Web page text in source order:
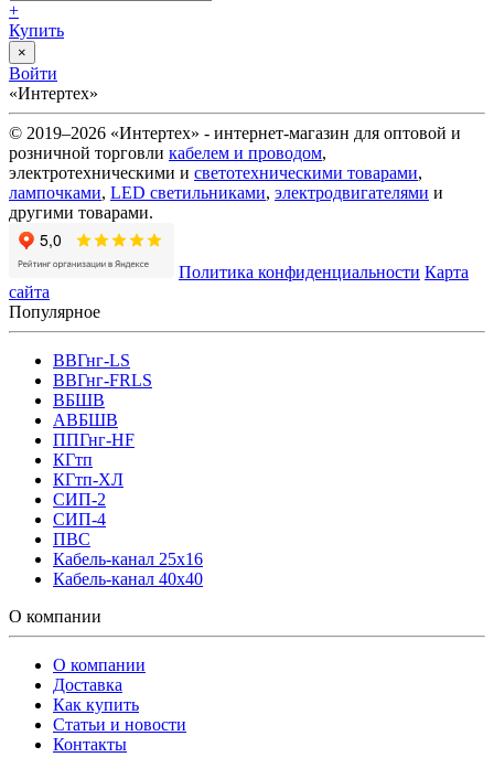
+
Купить
×
Войти
«Интертех»
© 2019–2026 «Интертех» - интернет-магазин для оптовой и
розничной торговли кабелем и проводом,
электротехническими и светотехническими товарами,
лампочками, LED светильниками, электродвигателями и
другими товарами.
Политика конфиденциальности Карта
сайта
Популярное
ВВГнг-LS
ВВГнг-FRLS
ВБШВ
АВБШВ
ППГнг-HF
КГтп
КГтп-ХЛ
СИП-2
СИП-4
ПВС
Кабель-канал 25х16
Кабель-канал 40х40
О компании
О компании
Доставка
Как купить
Статьи и новости
Контакты